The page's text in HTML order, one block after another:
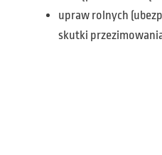
upraw rolnych
skutki